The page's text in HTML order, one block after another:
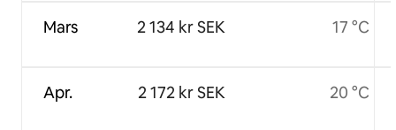
Mars
Apr.
2 134 kr SEK
2 172 kr SEK
17 °C
20 °C